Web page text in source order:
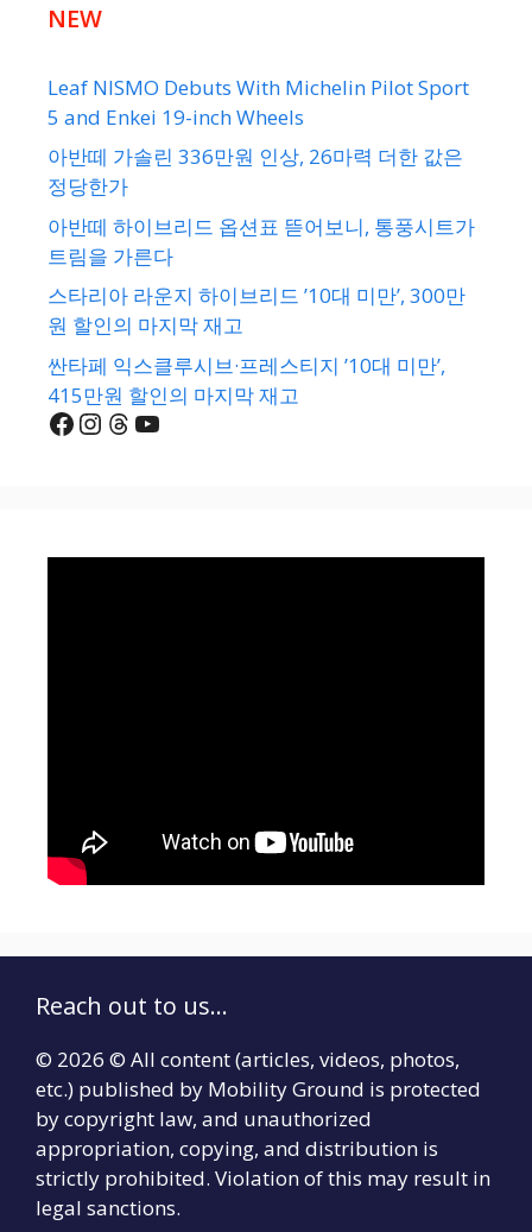
NEW
Leaf NISMO Debuts With Michelin Pilot Sport
5 and Enkei 19-inch Wheels
아반떼 가솔린 336만원 인상, 26마력 더한 값은
정당한가
아반떼 하이브리드 옵션표 뜯어보니, 통풍시트가
트림을 가른다
스타리아 라운지 하이브리드 ’10대 미만’, 300만
원 할인의 마지막 재고
싼타페 익스클루시브·프레스티지 ’10대 미만’,
415만원 할인의 마지막 재고
Facebook
Instagram
Threads
YouTube
Reach out to us...
© 2026 © All content (articles, videos, photos,
etc.) published by Mobility Ground is protected
by copyright law, and unauthorized
appropriation, copying, and distribution is
strictly prohibited. Violation of this may result in
legal sanctions.